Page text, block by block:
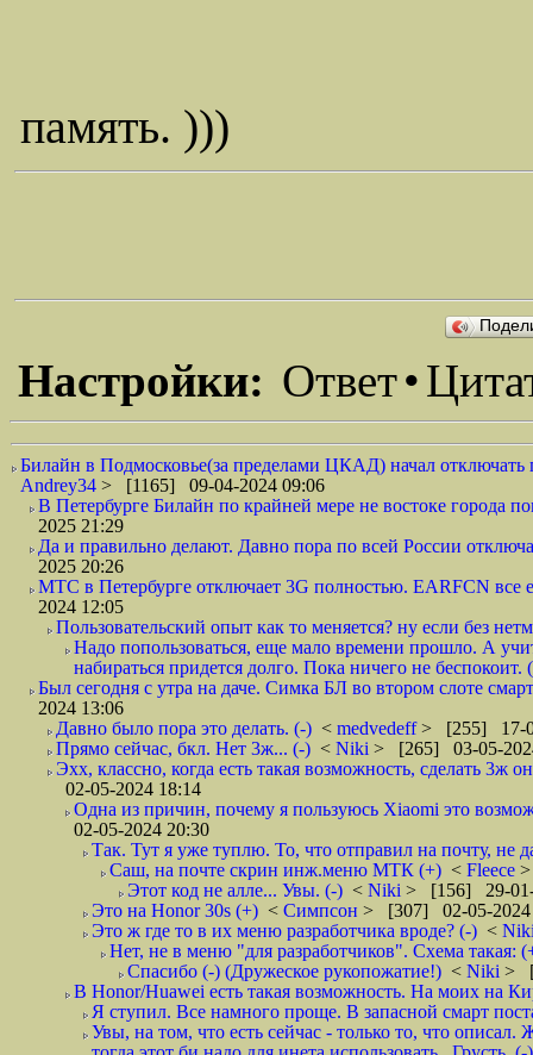
память. )))
Настройки: Ответ•
Билайн в Подмосковье(за пределами ЦКАД) начал отключать
Andrey34 > [1165] 09-04-2024 09:06
В Петербурге Билайн по крайней мере не востоке города
2025 21:29
Да и правильно делают. Давно пора по всей России
2025 20:26
МТС в Петербурге отключает 3G полностью. EARFCN все
2024 12:05
Пользовательский опыт как то меняется? ну если без
Надо попользоваться, еще мало времени прошло. А
набираться придется долго. Пока ничего не беспокоит.
Был сегодня с утра на даче. Симка БЛ во втором слоте
2024 13:06
Давно было пора это делать. (-) < medvedeff> [255] 17-
Прямо сейчас, бкл. Нет 3ж... (-) < Niki > [265] 03-05-
Эхх, классно, когда есть такая возможность, сделать
02-05-2024 18:14
Одна из причин, почему я пользуюсь Xiaomi это
02-05-2024 20:30
Так. Тут я уже туплю. То, что отправил на почту, не
Саш, на почте скрин инж.меню МТК (+) < Fleece
Этот код не алле... Увы. (-) < Niki > [156] 29-01-
Это на Honor 30s (+) < Симпсон > [307] 02-05-2024
Это ж где то в их меню разработчика вроде? (-) <
Нет, не в меню "для разработчиков". Схема
Спасибо (-) (Дружеское рукопожатие!) < Niki >
В Honor/Huawei есть такая возможность. На моих на
Я ступил. Все намного проще. В запасной смарт
Увы, на том, что есть сейчас - только то, что